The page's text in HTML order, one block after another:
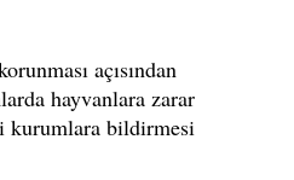
açısından
hayvanlara zarar
kurumlara bildirmesi